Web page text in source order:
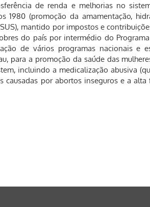
de renda e melhorias no
1980 (promoção da amamentação,
mantido por impostos e
do país por intermédio do
de vários programas nacionais e
para a promoção da saúde das
incluindo a medicalização abusiva
causadas por abortos inseguros e a alta